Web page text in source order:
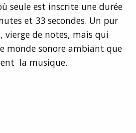
seule est inscrite une durée
et 33 secondes. Un pur
vierge de notes, mais qui
monde sonore ambiant que
la musique.